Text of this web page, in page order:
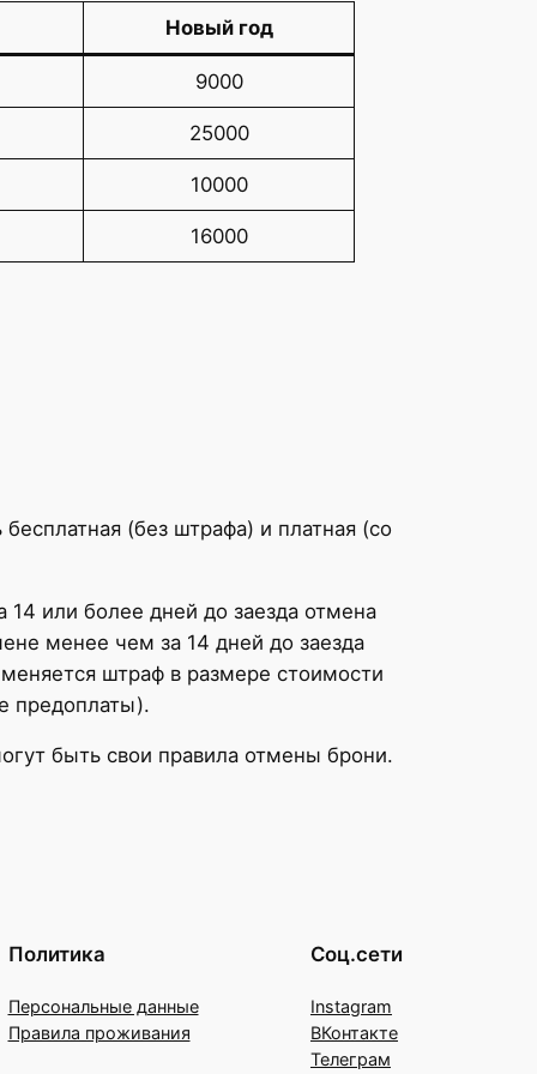
Новый год
9000
25000
10000
16000
(без штрафа) и платная (со
14 или более дней до заезда отмена
менее чем за 14 дней до заезда
штраф в размере стоимости
предоплаты).
быть свои правила отмены брони.
Политика
Персональные данные
Правила проживания
Соц.сети
Instagram
ВКонтакте
Телеграм